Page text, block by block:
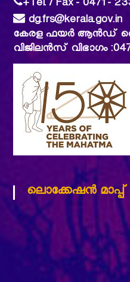
+Tel. / Fax - 0471 -
dg.frs@kerala.gov.in
കേരള ഫയര്‍ ആന്‍ഡ്
വിജിലൻസ് വിഭാഗം
ലൊക്കേഷന്‍ മാപ്പ്